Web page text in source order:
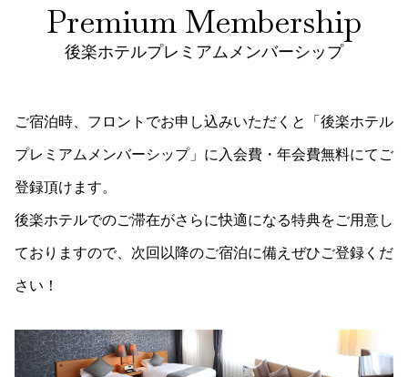
Premium Membership
後楽ホテルプレミアムメンバーシップ
ご宿泊時、フロントでお申し込みいただくと「後楽ホテル
プレミアムメンバーシップ」に入会費・年会費無料にてご
登録頂けます。
後楽ホテルでのご滞在がさらに快適になる特典をご用意し
ておりますので、次回以降のご宿泊に備えぜひご登録くだ
さい！